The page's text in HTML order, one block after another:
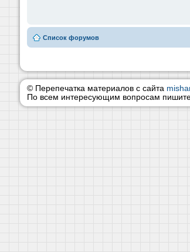
Список форумов
© Перепечатка материалов с сайта
По всем интересующим вопросам